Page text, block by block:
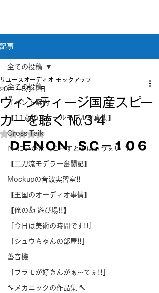
記事
全ての投稿
イベント案内
【11歳のスケールモデル写真集】
Cross Taik
Ｎ”にいがた・こーすと・はぃうぇい”Ｙ
【二刀流モデラー奮闘記】
Mockupの音波実習室!!
【王国のオーディオ事情】
【俺の👍 遊び場!!】
『今日は美術の時間です!!』
「シュウちゃんの部屋!!」
蓄音機
「プラモが好きんがぁ～てぇ!!」
🔧メカニックの作品集 🔨
全ての投稿
ヴィンティージ国産スピー
カーを聴く №３４
リユースオーディオ モックアップ
2021年3月12日
5つ星のうちNaNと評価されています。
ＤＥＮＯＮ  ＳＣ－１０６